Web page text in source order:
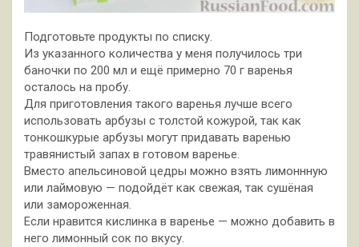
Подготовьте продукты по списку.
Из указанного количества у меня получилось три
баночки по 200 мл и ещё примерно 70 г варенья
осталось на пробу.
Для приготовления такого варенья лучше всего
использовать арбузы с толстой кожурой, так как
тонкошкурые арбузы могут придавать варенью
травянистый запах в готовом варенье.
Вместо апельсиновой цедры можно взять лимоннную
или лаймовую — подойдёт как свежая, так сушёная
или замороженная.
Если нравится кислинка в варенье — можно добавить в
него лимонный сок по вкусу.